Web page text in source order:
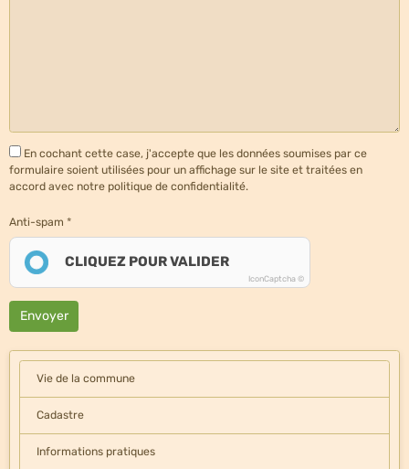
En cochant cette case, j'accepte que les données soumises par ce
formulaire soient utilisées pour un affichage sur le site et traitées en
accord avec notre politique de confidentialité.
Anti-spam
CLIQUEZ POUR VALIDER
IconCaptcha ©
Envoyer
Vie de la commune
Cadastre
Informations pratiques